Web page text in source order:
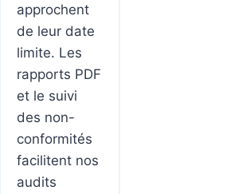
approchent
de leur date
limite. Les
rapports PDF
et le suivi
des non-
conformités
facilitent nos
audits